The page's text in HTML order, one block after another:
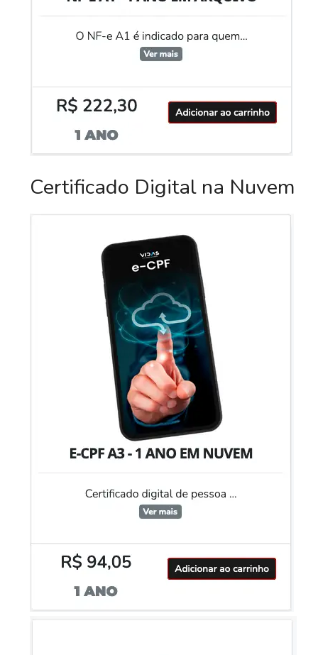
Certificado Digital na Nuvem